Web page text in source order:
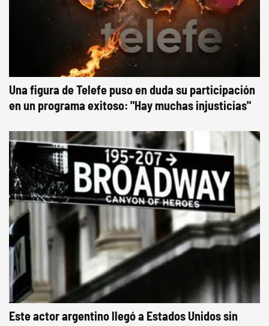
Una figura de Telefe puso en duda su participación
en un programa exitoso: "Hay muchas injusticias"
Este actor argentino llegó a Estados Unidos sin